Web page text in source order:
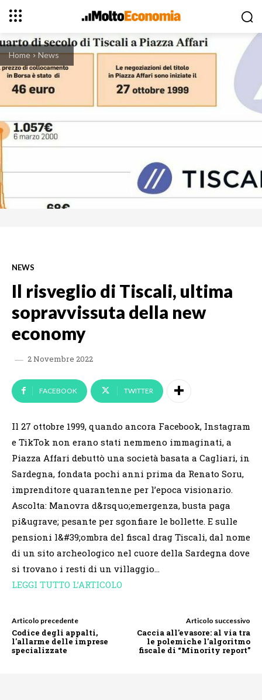
Home News
NEWS
Il risveglio di Tiscali, ultima
sopravvissuta della new
economy
2 Novembre 2022
FACEBOOK TWITTER
Il 27 ottobre 1999, quando ancora Facebook, Instagram
e TikTok non erano stati nemmeno immaginati, a
Piazza Affari debuttò una società basata a Cagliari, in
Sardegna, fondata pochi anni prima da Renato Soru,
imprenditore quarantenne per l’epoca visionario.
Ascolta: Manovra d&rsquo;emergenza, busta paga
pi&ugrave; pesante per sgonfiare le bollette. E sulle
pensioni l&#39;ombra del fiscal drag Tiscali, dal nome
di un sito archeologico nel cuore della Sardegna dove
si trovano i resti di un villaggio…
LEGGI TUTTO L’ARTICOLO
Articolo precedente
Codice degli appalti,
l'allarme delle imprese
specializzate
Articolo successivo
Caccia all'evasore: al via tra
le polemiche l'algoritmo
fiscale di “Minority report”